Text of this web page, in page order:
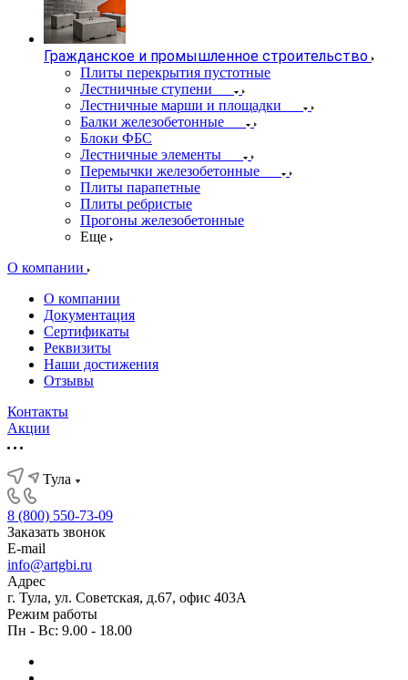
Гражданское и промышленное строительство
Плиты перекрытия пустотные
Лестничные ступени
Лестничные марши и площадки
Балки железобетонные
Блоки ФБС
Лестничные элементы
Перемычки железобетонные
Плиты парапетные
Плиты ребристые
Прогоны железобетонные
Еще
О компании
О компании
Документация
Сертификаты
Реквизиты
Наши достижения
Отзывы
Контакты
Акции
Тула
8 (800) 550-73-09
Заказать звонок
E-mail
info@artgbi.ru
Адрес
г. Тула, ул. Советская, д.67, офис 403А
Режим работы
Пн - Вс: 9.00 - 18.00